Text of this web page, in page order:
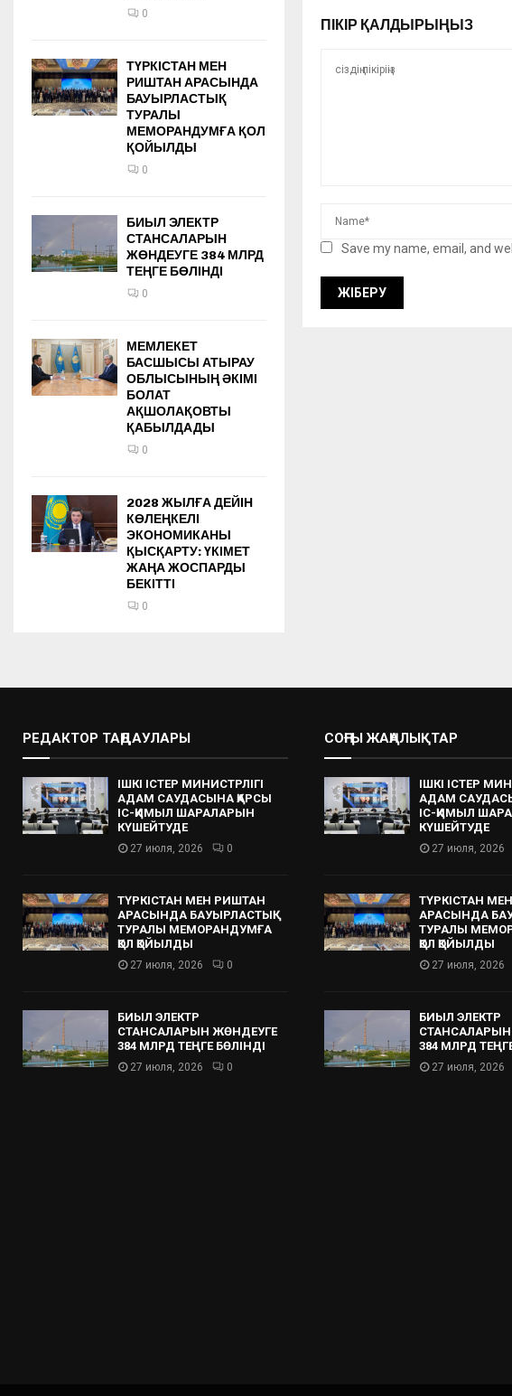
ПІКІР ҚАЛДЫРЫҢЫЗ
Save my name, email, and
0
ТҮРКІСТАН МЕН
РИШТАН АРАСЫНДА
БАУЫРЛАСТЫҚ
ТУРАЛЫ
МЕМОРАНДУМҒА ҚОЛ
ҚОЙЫЛДЫ
0
БИЫЛ ЭЛЕКТР
СТАНСАЛАРЫН
ЖӨНДЕУГЕ 384 МЛРД
ТЕҢГЕ БӨЛІНДІ
0
МЕМЛЕКЕТ
БАСШЫСЫ АТЫРАУ
ОБЛЫСЫНЫҢ ӘКІМІ
БОЛАТ
АҚШОЛАҚОВТЫ
ҚАБЫЛДАДЫ
0
2028 ЖЫЛҒА ДЕЙІН
КӨЛЕҢКЕЛІ
ЭКОНОМИКАНЫ
ҚЫСҚАРТУ: ҮКІМЕТ
ЖАҢА ЖОСПАРДЫ
БЕКІТТІ
0
РЕДАКТОР ТАҢДАУЛАРЫ
ІШКІ ІСТЕР МИНИСТРЛІГІ
АДАМ САУДАСЫНА ҚАРСЫ
ІС-ҚИМЫЛ ШАРАЛАРЫН
КҮШЕЙТУДЕ
27 июля, 2026 0
ТҮРКІСТАН МЕН РИШТАН
АРАСЫНДА БАУЫРЛАСТЫҚ
ТУРАЛЫ МЕМОРАНДУМҒА
ҚОЛ ҚОЙЫЛДЫ
27 июля, 2026 0
БИЫЛ ЭЛЕКТР
СТАНСАЛАРЫН ЖӨНДЕУГЕ
384 МЛРД ТЕҢГЕ БӨЛІНДІ
27 июля, 2026 0
СОҢҒЫ ЖАҢАЛЫҚТАР
ІШКІ ІСТЕР
АДАМ
ІС-ҚИМЫЛ
КҮШЕЙТУДЕ
27 июля, 2026
ТҮРКІСТАН
АРАСЫНДА
ТУРАЛЫ
ҚОЛ ҚОЙЫЛДЫ
27 июля, 2026
БИЫЛ ЭЛЕКТР
384 МЛРД
27 июля, 2026